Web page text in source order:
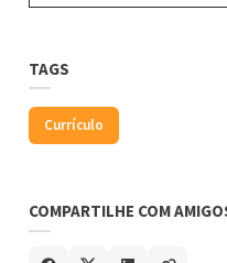
TAGS
Currículo
COMPARTILHE COM